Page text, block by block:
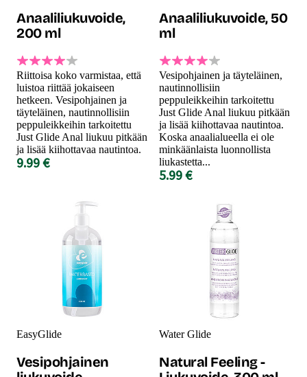
Anaaliliukuvoide,
200 ml
Riittoisa koko varmistaa, että
luistoa riittää jokaiseen
hetkeen. Vesipohjainen ja
täyteläinen, nautinnollisiin
peppuleikkeihin tarkoitettu
Just Glide Anal liukuu pitkään
ja lisää kiihottavaa nautintoa.
9.99 €
Anaaliliukuvoide, 50
ml
Vesipohjainen ja täyteläinen,
nautinnollisiin
peppuleikkeihin tarkoitettu
Just Glide Anal liukuu pitkään
ja lisää kiihottavaa nautintoa.
Koska anaalialueella ei ole
minkäänlaista luonnollista
liukastetta...
5.99 €
EasyGlide
Vesipohjainen
Water Glide
Natural Feeling -